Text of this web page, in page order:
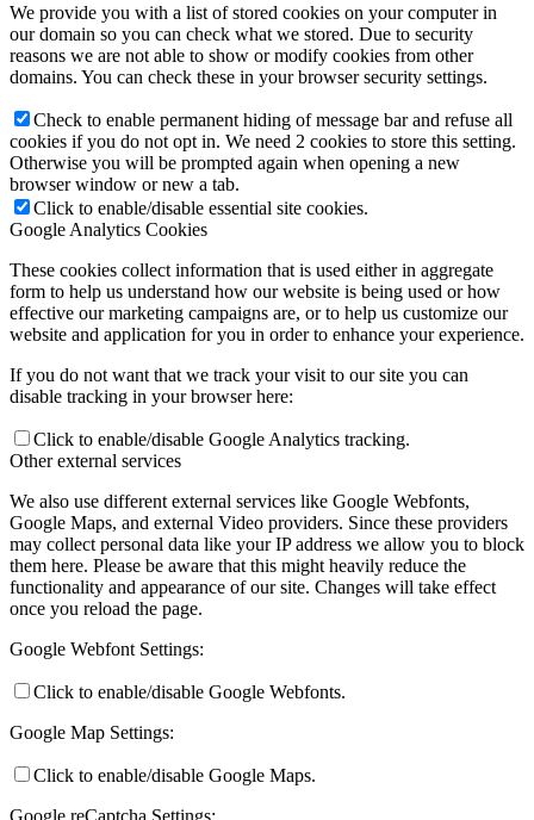
We provide you with a list of stored cookies on your computer in
our domain so you can check what we stored. Due to security
reasons we are not able to show or modify cookies from other
domains. You can check these in your browser security settings.
Check to enable permanent hiding of message bar and refuse all
cookies if you do not opt in. We need 2 cookies to store this setting.
Otherwise you will be prompted again when opening a new
browser window or new a tab.
Click to enable/disable essential site cookies.
Google Analytics Cookies
These cookies collect information that is used either in aggregate
form to help us understand how our website is being used or how
effective our marketing campaigns are, or to help us customize our
website and application for you in order to enhance your experience.
If you do not want that we track your visit to our site you can
disable tracking in your browser here:
Click to enable/disable Google Analytics tracking.
Other external services
We also use different external services like Google Webfonts,
Google Maps, and external Video providers. Since these providers
may collect personal data like your IP address we allow you to block
them here. Please be aware that this might heavily reduce the
functionality and appearance of our site. Changes will take effect
once you reload the page.
Google Webfont Settings:
Click to enable/disable Google Webfonts.
Google Map Settings:
Click to enable/disable Google Maps.
Google reCaptcha Settings: